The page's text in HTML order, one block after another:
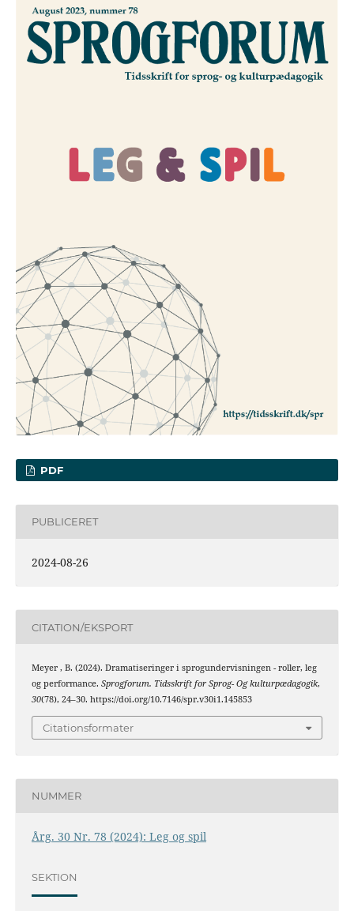
PDF
PUBLICERET
2024-08-26
CITATION/EKSPORT
Meyer , B. (2024). Dramatiseringer i sprogundervisningen - roller, leg
og performance. Sprogforum. Tidsskrift for Sprog- Og kulturpædagogik,
30(78), 24–30. https://doi.org/10.7146/spr.v30i1.145853
Citationsformater
NUMMER
Årg. 30 Nr. 78 (2024): Leg og spil
SEKTION